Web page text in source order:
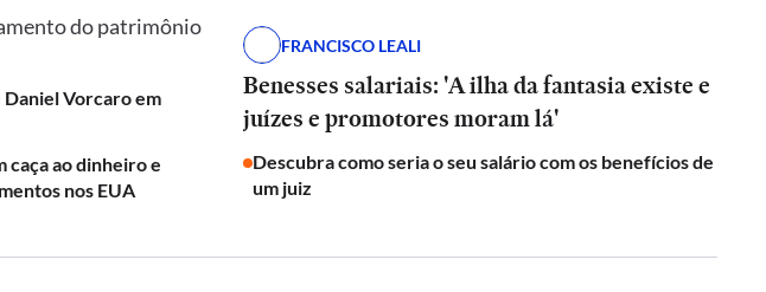
do patrimônio
Vorcaro em
caça ao dinheiro e
nos EUA
FRANCISCO LEALI
Benesses salariais: 'A ilha da fantasia existe e
juízes e promotores moram lá'
Descubra como seria o seu salário com os benefícios de
um juiz